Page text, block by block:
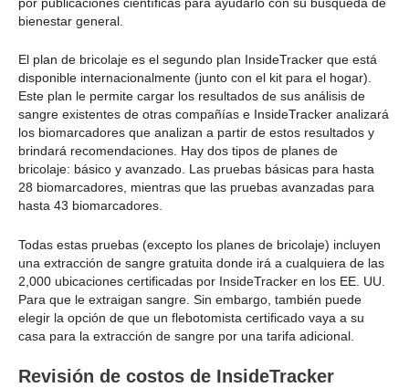
bienestar general.
El plan de bricolaje es el segundo plan InsideTracker que está
disponible internacionalmente (junto con el kit para el hogar).
Este plan le permite cargar los resultados de sus análisis de
sangre existentes de otras compañías e InsideTracker analizará
los biomarcadores que analizan a partir de estos resultados y
brindará recomendaciones. Hay dos tipos de planes de
bricolaje: básico y avanzado. Las pruebas básicas para hasta
28 biomarcadores, mientras que las pruebas avanzadas para
hasta 43 biomarcadores.
Todas estas pruebas (excepto los planes de bricolaje) incluyen
una extracción de sangre gratuita donde irá a cualquiera de las
2,000 ubicaciones certificadas por InsideTracker en los EE. UU.
Para que le extraigan sangre. Sin embargo, también puede
elegir la opción de que un flebotomista certificado vaya a su
casa para la extracción de sangre por una tarifa adicional.
Revisión de costos de InsideTracker